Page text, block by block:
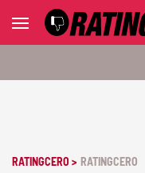
RATINGCERO > RATINGCERO